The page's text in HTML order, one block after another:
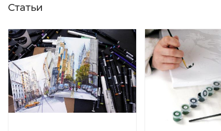
Статьи